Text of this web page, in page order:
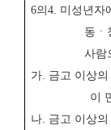
6의 4. 미성년자
동ㆍ
사람
가. 금고 이상
이
나. 금고 이상